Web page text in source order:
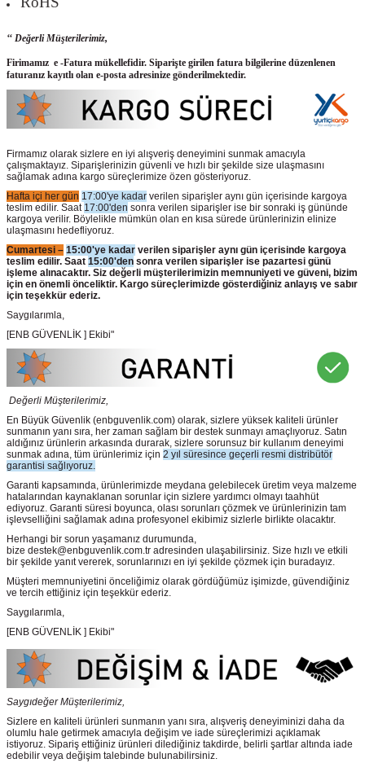
‘‘ Değerli Müşterilerimiz,
Firimamız e -Fatura mükellefidir. Siparişte girilen fatura bilgilerine düzenlenen
faturanız kayıtlı olan e-posta adresinize gönderilmektedir.
Firmamız olarak sizlere en iyi alışveriş deneyimini sunmak amacıyla
çalışmaktayız. Siparişlerinizin güvenli ve hızlı bir şekilde size ulaşmasını
sağlamak adına kargo süreçlerimize özen gösteriyoruz.
Hafta içi her gün 17:00'ye kadar verilen siparişler aynı gün içerisinde kargoya
teslim edilir. Saat 17:00'den sonra verilen siparişler ise bir sonraki iş gününde
kargoya verilir. Böylelikle mümkün olan en kısa sürede ürünlerinizin elinize
ulaşmasını hedefliyoruz.
Cumartesi – 15:00'ye kadar verilen siparişler aynı gün içerisinde kargoya
teslim edilir. Saat 15:00'den sonra verilen siparişler ise pazartesi günü
işleme alınacaktır. Siz değerli müşterilerimizin memnuniyeti ve güveni, bizim
için en önemli önceliktir. Kargo süreçlerimizde gösterdiğiniz anlayış ve sabır
için teşekkür ederiz.
Saygılarımla,
[ENB GÜVENLİK ] Ekibi"
Değerli Müşterilerimiz,
En Büyük Güvenlik (enbguvenlik.com) olarak, sizlere yüksek kaliteli ürünler
sunmanın yanı sıra, her zaman sağlam bir destek sunmayı amaçlıyoruz. Satın
aldığınız ürünlerin arkasında durarak, sizlere sorunsuz bir kullanım deneyimi
sunmak adına, tüm ürünlerimiz için 2 yıl süresince geçerli resmi distribütör
garantisi sağlıyoruz.
Garanti kapsamında, ürünlerimizde meydana gelebilecek üretim veya malzeme
hatalarından kaynaklanan sorunlar için sizlere yardımcı olmayı taahhüt
ediyoruz. Garanti süresi boyunca, olası sorunları çözmek ve ürünlerinizin tam
işlevselliğini sağlamak adına profesyonel ekibimiz sizlerle birlikte olacaktır.
Herhangi bir sorun yaşamanız durumunda,
bize destek@enbguvenlik.com.tr adresinden ulaşabilirsiniz. Size hızlı ve etkili
bir şekilde yanıt vererek, sorunlarınızı en iyi şekilde çözmek için buradayız.
Müşteri memnuniyetini önceliğimiz olarak gördüğümüz işimizde, güvendiğiniz
ve tercih ettiğiniz için teşekkür ederiz.
Saygılarımla,
[ENB GÜVENLİK ] Ekibi"
Saygıdeğer Müşterilerimiz,
Sizlere en kaliteli ürünleri sunmanın yanı sıra, alışveriş deneyiminizi daha da
olumlu hale getirmek amacıyla değişim ve iade süreçlerimizi açıklamak
istiyoruz. Sipariş ettiğiniz ürünleri dilediğiniz takdirde, belirli şartlar altında iade
edebilir veya değişim talebinde bulunabilirsiniz.